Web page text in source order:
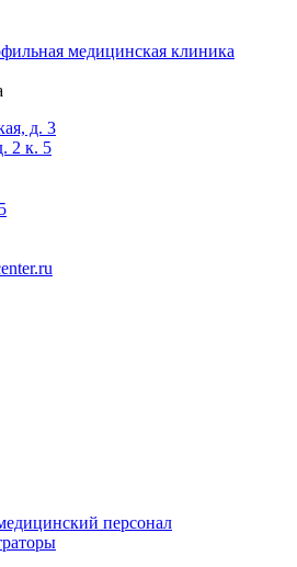
д. 3
2 к. 5
персонал